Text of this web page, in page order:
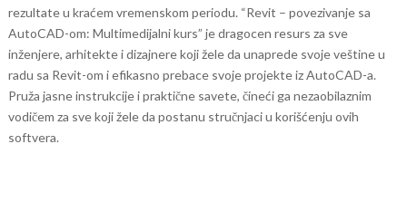
rezultate u kraćem vremenskom periodu. “Revit – povezivanje sa
AutoCAD-om: Multimedijalni kurs” je dragocen resurs za sve
inženjere, arhitekte i dizajnere koji žele da unaprede svoje veštine u
radu sa Revit-om i efikasno prebace svoje projekte iz AutoCAD-a.
Pruža jasne instrukcije i praktične savete, čineći ga nezaobilaznim
vodičem za sve koji žele da postanu stručnjaci u korišćenju ovih
softvera.